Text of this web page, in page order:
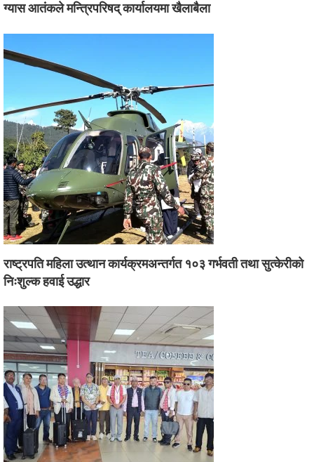
ग्यास आतंकले मन्त्रिपरिषद् कार्यालयमा खैलाबैला
राष्ट्रपति महिला उत्थान कार्यक्रमअन्तर्गत १०३ गर्भवती तथा सुत्केरीको
निःशुल्क हवाई उद्धार